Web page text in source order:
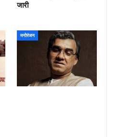
जारी
मनोरंजन